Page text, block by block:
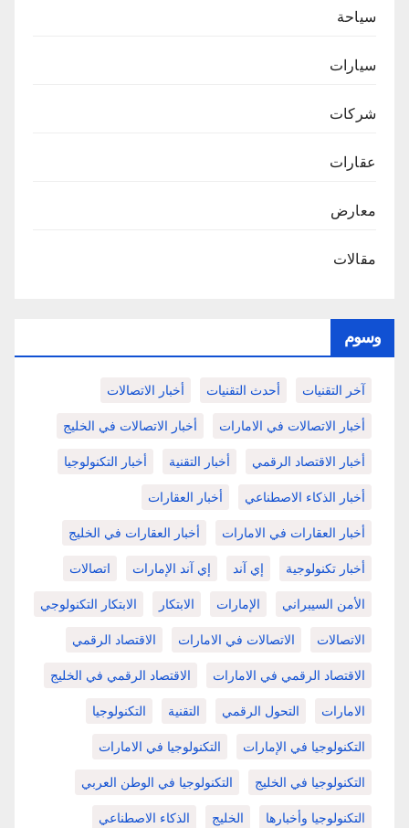
سياحة
سيارات
شركات
عقارات
معارض
مقالات
وسوم
آخر التقنيات أحدث التقنيات أخبار الاتصالات
أخبار الاتصالات في الامارات أخبار الاتصالات في الخليج
أخبار الاقتصاد الرقمي أخبار التقنية أخبار التكنولوجيا
أخبار الذكاء الاصطناعي أخبار العقارات
أخبار العقارات في الامارات أخبار العقارات في الخليج
أخبار تكنولوجية إي آند إي آند الإمارات اتصالات
الأمن السيبراني الإمارات الابتكار الابتكار التكنولوجي
الاتصالات الاتصالات في الامارات الاقتصاد الرقمي
الاقتصاد الرقمي في الامارات الاقتصاد الرقمي في الخليج
الامارات التحول الرقمي التقنية التكنولوجيا
التكنولوجيا في الإمارات التكنولوجيا في الامارات
التكنولوجيا في الخليج التكنولوجيا في الوطن العربي
التكنولوجيا وأخبارها الخليج الذكاء الاصطناعي